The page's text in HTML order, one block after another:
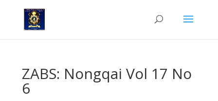
ZABS: Nongqai Vol 17 No
6